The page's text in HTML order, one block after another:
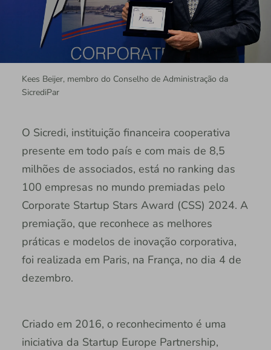
Kees Beijer, membro do Conselho de Administração da
SicrediPar
O Sicredi, instituição financeira cooperativa
presente em todo país e com mais de 8,5
milhões de associados, está no ranking das
100 empresas no mundo premiadas pelo
Corporate Startup Stars Award (CSS) 2024. A
premiação, que reconhece as melhores
práticas e modelos de inovação corporativa,
foi realizada em Paris, na França, no dia 4 de
dezembro.
Criado em 2016, o reconhecimento é uma
iniciativa da Startup Europe Partnership,